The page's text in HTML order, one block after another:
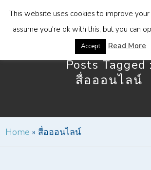
Posts Tagged
สื่อออนไลน์
Home » สื่อออนไลน์
This website uses cookies to improve
assume you're ok with this, but you can
Accept Read More